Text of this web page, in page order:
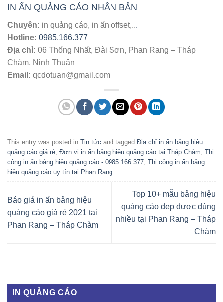
IN ẤN QUẢNG CÁO NHÂN BẢN
Chuyên: in quảng cáo, in ấn offset,...
Hotline: 0985.166.377
Địa chỉ: 06 Thống Nhất, Đài Sơn, Phan Rang – Tháp
Chàm, Ninh Thuận
Email: qcdotuan@gmail.com
This entry was posted in Tin tức and tagged Địa chỉ in ấn bảng hiệu
quảng cáo giá rẻ Đơn vị in ấn bảng hiệu quảng cáo tại Tháp Chàm Thi
công in ấn bảng hiệu quảng cáo - 0985.166.377 Thi công in ấn bảng
hiệu quảng cáo uy tín tại Phan Rang
Báo giá in ấn bảng hiệu
quảng cáo giá rẻ 2021 tại
Phan Rang – Tháp Chàm
Top 10+ mẫu bảng hiệu
quảng cáo đẹp được dùng
nhiều tại Phan Rang – Tháp
Chàm
IN QUẢNG CÁO